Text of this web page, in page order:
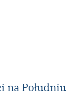
na Południu